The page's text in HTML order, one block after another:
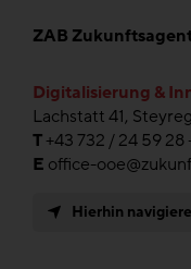
ZAB
Digitalisierung &
Lachstatt 41,
T+43 732 / 24 59 28
E office-
Hierhin